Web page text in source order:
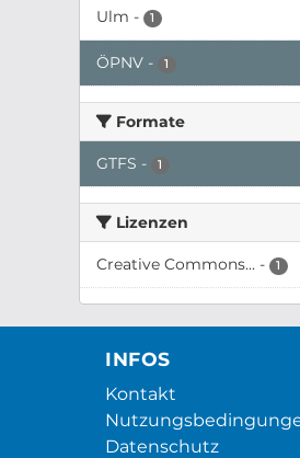
Ulm - 1
ÖPNV - 1
Formate
GTFS - 1
Lizenzen
Creative Commons... - 1
INFOS
Kontakt
Datenschutz